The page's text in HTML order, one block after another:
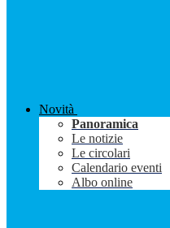
Novità
Panoramica
Le notizie
Le circolari
Calendario eventi
Albo online